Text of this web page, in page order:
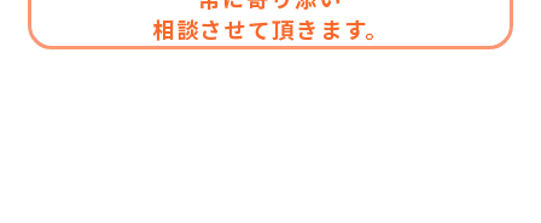
相談させて頂きます。